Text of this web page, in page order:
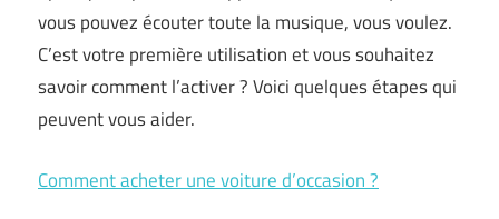
vous pouvez écouter toute la musique, vous voulez.
C’est votre première utilisation et vous souhaitez
savoir comment l’activer ? Voici quelques étapes qui
peuvent vous aider.
Comment acheter une voiture d’occasion ?